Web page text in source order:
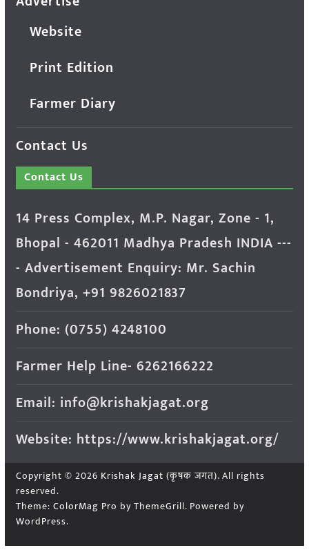
Website
Print Edition
Farmer Diary
Contact Us
Contact Us
14 Press Complex, M.P. Nagar, Zone - 1,
Bhopal - 462011 Madhya Pradesh INDIA ---
- Advertisement Enquiry: Mr. Sachin
Bondriya, +91 9826021837
Phone: (0755) 4248100
Farmer Help Line- 6262166222
Email: info@krishakjagat.org
Website: https://www.krishakjagat.org/
Copyright © 2026 Krishak Jagat (कृषक जगत). All rights
reserved.
Theme: ColorMag Pro by ThemeGrill. Powered by
WordPress.